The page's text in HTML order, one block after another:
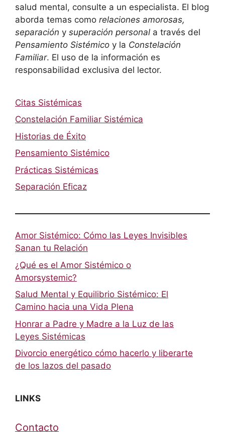
salud mental, consulte a un especialista. El blog
aborda temas como relaciones amorosas,
separación y superación personal a través del
Pensamiento Sistémico y la Constelación
Familiar. El uso de la información es
responsabilidad exclusiva del lector.
Citas Sistémicas
Constelación Familiar Sistémica
Historias de Éxito
Pensamiento Sistémico
Prácticas Sistémicas
Separación Eficaz
Amor Sistémico: Cómo las Leyes Invisibles
Sanan tu Relación
¿Qué es el Amor Sistémico o
Amorsystemic?
Salud Mental y Equilibrio Sistémico: El
Camino hacia una Vida Plena
Honrar a Padre y Madre a la Luz de las
Leyes Sistémicas
Divorcio energético cómo hacerlo y liberarte
de los lazos del pasado
LINKS
Contacto